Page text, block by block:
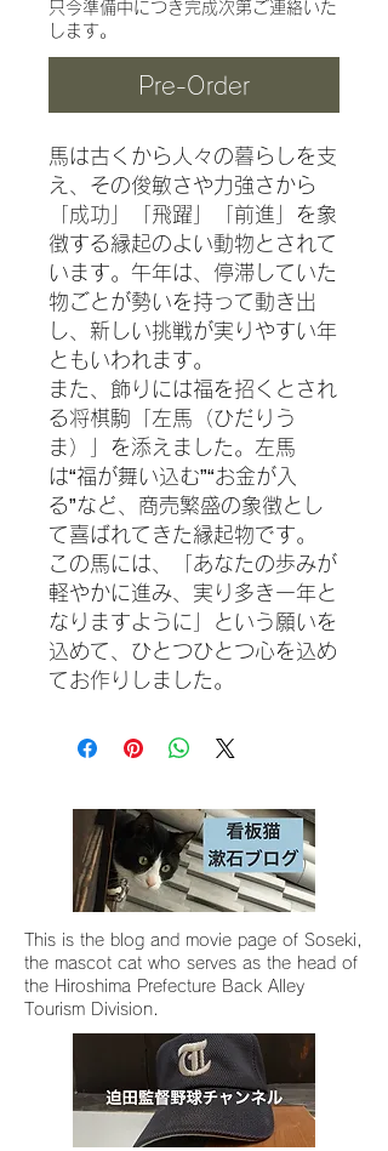
只今準備中につき完成次第ご連絡いた
します。
Pre-Order
馬は古くから人々の暮らしを支
え、その俊敏さや力強さから
「成功」「飛躍」「前進」を象
徴する縁起のよい動物とされて
います。午年は、停滞していた
物ごとが勢いを持って動き出
し、新しい挑戦が実りやすい年
ともいわれます。
また、飾りには福を招くとされ
る将棋駒「左馬（ひだりう
ま）」を添えました。左馬
は“福が舞い込む”“お金が入
る”など、商売繁盛の象徴とし
て喜ばれてきた縁起物です。
この馬には、「あなたの歩みが
軽やかに進み、実り多き一年と
なりますように」という願いを
込めて、ひとつひとつ心を込め
てお作りしました。
This is the blog and movie page of Soseki,
the mascot cat who serves as the head of
the Hiroshima Prefecture Back Alley
Tourism Division.